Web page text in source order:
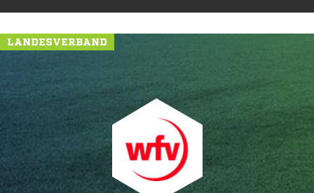
LANDESVERBAND